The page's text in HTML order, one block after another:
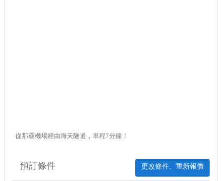
從那霸機場經由海天隧道，車程7分鐘！
更改條件、重新報價
預訂條件